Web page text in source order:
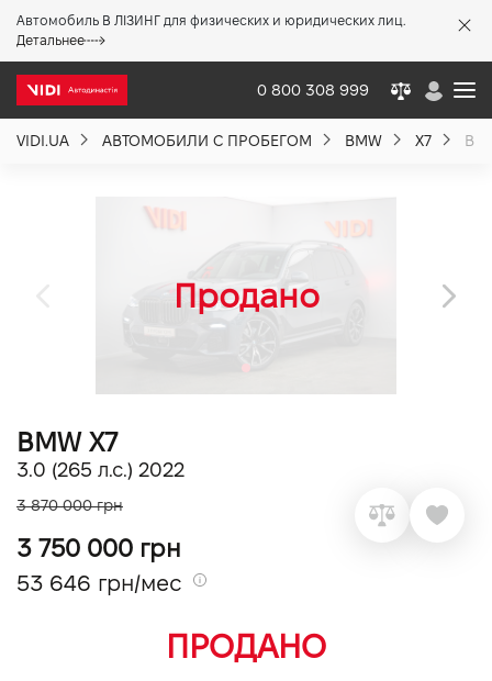
Автомобиль В ЛІЗИНГ для физических и юридических лиц.
Детальнее
0 800 308 999
VIDI.UA АВТОМОБИЛИ С ПРОБЕГОМ BMW X7
BMW X7
3.0 (265 л.с.) 2022
3 870 000 грн
3 750 000 грн
53 646 грн/мес
ПРОДАНО
Акции %
Политика качества
Вакансии
VIDI Карьера
Контакты
Підпишись на наш канал та слідкуй за